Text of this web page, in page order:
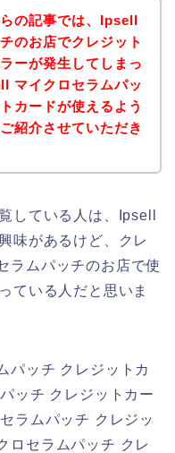
の記事では、Ipsell
のお店でクレジット
ーが発生してしまっ
マイクロセラムパッ
カードが使えるよう
紹介させていただき
している人は、Ipsell
味があるけど、クレ
ラムパッチのお店で使
ている人だと思いま
パッチ クレジットカ
ッチ クレジットカー
ラムパッチ クレジッ
ロセラムパッチ クレ